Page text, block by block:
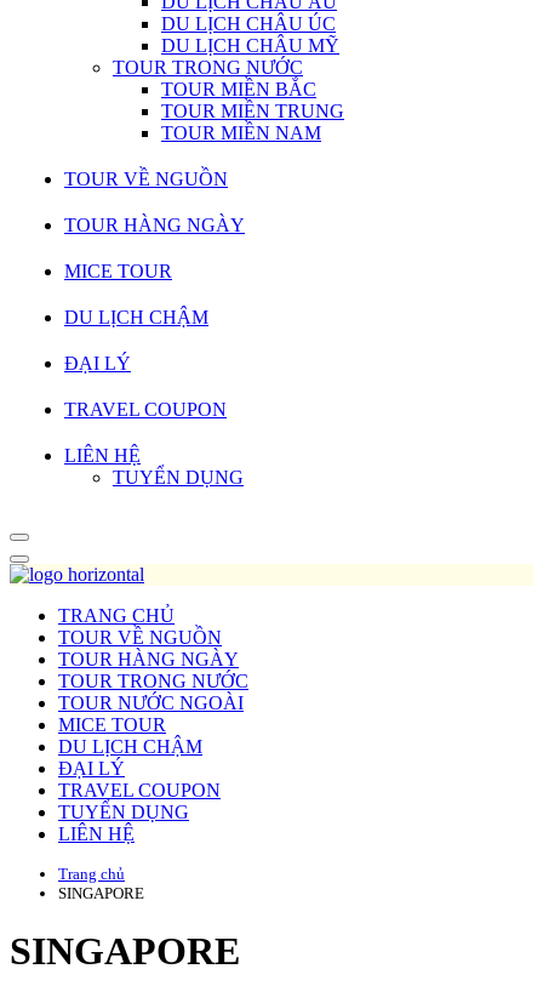
DU LỊCH CHÂU ÚC
DU LỊCH CHÂU MỸ
TOUR TRONG NƯỚC
TOUR MIỀN BẮC
TOUR MIỀN TRUNG
TOUR MIỀN NAM
TOUR VỀ NGUỒN
TOUR HÀNG NGÀY
MICE TOUR
DU LỊCH CHẬM
ĐẠI LÝ
TRAVEL COUPON
LIÊN HỆ
TUYỂN DỤNG
TRANG CHỦ
TOUR VỀ NGUỒN
TOUR HÀNG NGÀY
TOUR TRONG NƯỚC
TOUR NƯỚC NGOÀI
MICE TOUR
DU LỊCH CHẬM
ĐẠI LÝ
TRAVEL COUPON
TUYỂN DỤNG
LIÊN HỆ
Trang chủ
SINGAPORE
SINGAPORE